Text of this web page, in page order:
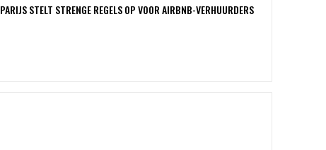
PARIJS STELT STRENGE REGELS OP VOOR AIRBNB-VERHUURDERS